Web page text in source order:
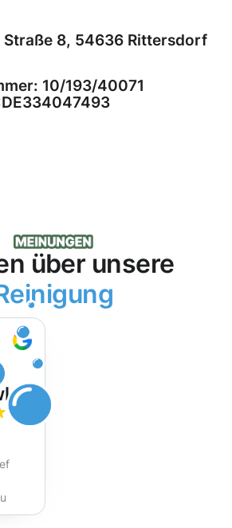
Straße 8, 54636 Rittersdorf
10/193/40071
über unsere